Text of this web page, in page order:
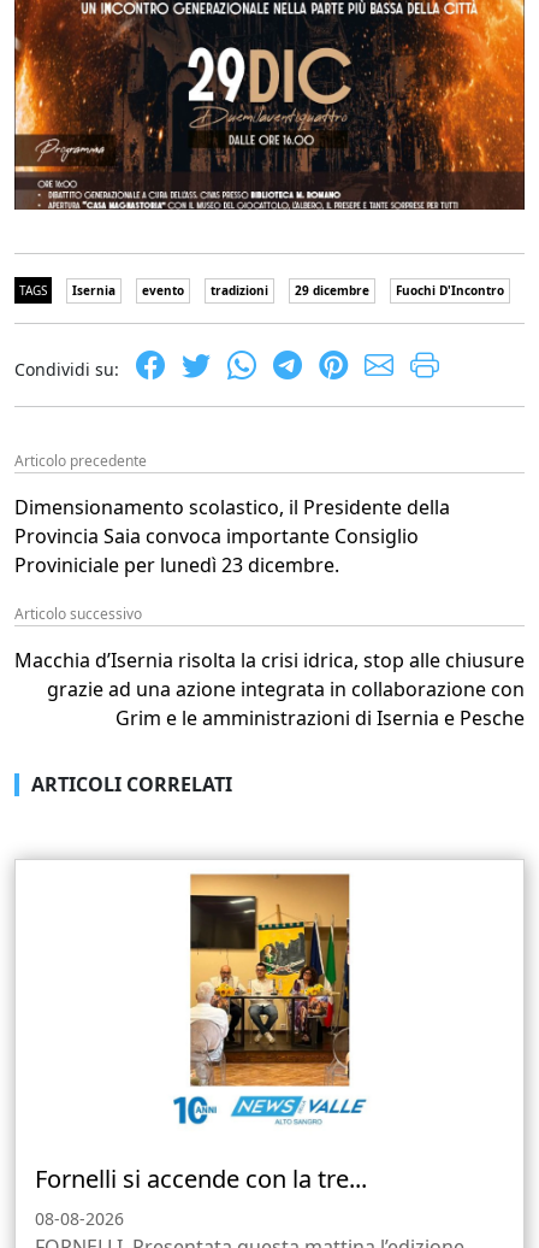
TAGS Isernia evento tradizioni 29 dicembre Fuochi D'Incontro
Condividi su:
Articolo precedente
Dimensionamento scolastico, il Presidente della
Provincia Saia convoca importante Consiglio
Proviniciale per lunedì 23 dicembre.
Articolo successivo
Macchia d’Isernia risolta la crisi idrica, stop alle chiusure
grazie ad una azione integrata in collaborazione con
Grim e le amministrazioni di Isernia e Pesche
ARTICOLI CORRELATI
Fornelli si accende con la tre...
08-08-2026